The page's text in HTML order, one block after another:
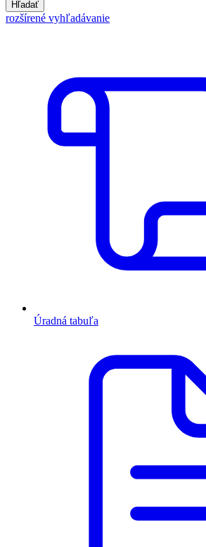
Hľadať
rozšírené vyhľadávanie
Úradná tabuľa